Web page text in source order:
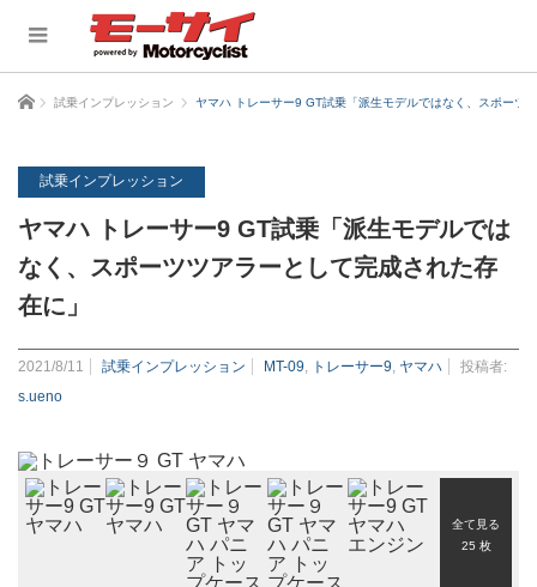
ホーム 試乗インプレッション ヤマハ トレーサー9 GT試乗「派生モデルではなく、スポーツ
試乗インプレッション
ヤマハ トレーサー9 GT試乗「派生モデルでは
なく、スポーツツアラーとして完成された存
在に」
2021/8/11 試乗インプレッション MT-09 トレーサー9 ヤマハ
投稿者:
s.ueno
全て見る
25 枚